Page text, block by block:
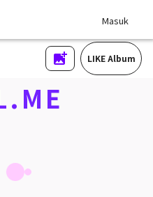
Masuk
LIKE Album